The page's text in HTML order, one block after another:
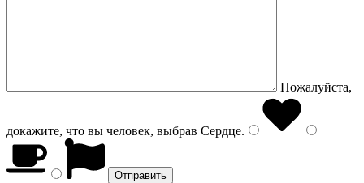
Пожалуйста,
докажите, что вы человек, выбрав Сердце.